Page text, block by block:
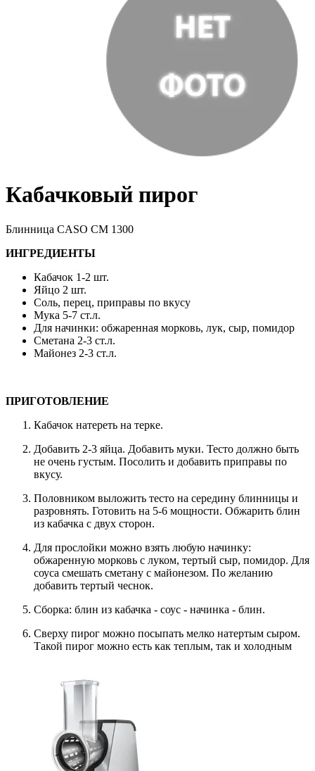
Кабачковый пирог
Блинница CASO CM 1300
ИНГРЕДИЕНТЫ
Кабачок 1-2 шт.
Яйцо 2 шт.
Соль, перец, приправы по вкусу
Мука 5-7 ст.л.
Для начинки: обжаренная морковь, лук, сыр, помидор
Сметана 2-3 ст.л.
Майонез 2-3 ст.л.
ПРИГОТОВЛЕНИЕ
Кабачок натереть на терке.
Добавить 2-3 яйца. Добавить муки. Тесто должно быть
не очень густым. Посолить и добавить приправы по
вкусу.
Половником выложить тесто на середину блинницы и
разровнять. Готовить на 5-6 мощности. Обжарить блин
из кабачка с двух сторон.
Для прослойки можно взять любую начинку:
обжаренную морковь с луком, тертый сыр, помидор. Для
соуса смешать сметану с майонезом. По желанию
добавить тертый чеснок.
Сборка: блин из кабачка - соус - начинка - блин.
Сверху пирог можно посыпать мелко натертым сыром.
Такой пирог можно есть как теплым, так и холодным